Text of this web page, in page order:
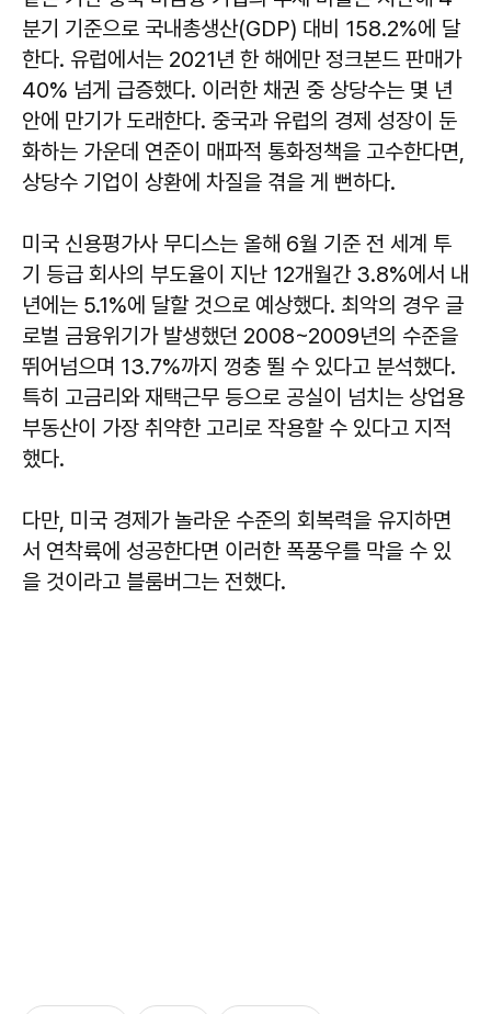
분기 기준으로 국내총생산(GDP) 대비 158.2%에 달
한다. 유럽에서는 2021년 한 해에만 정크본드 판매가
40% 넘게 급증했다. 이러한 채권 중 상당수는 몇 년
안에 만기가 도래한다. 중국과 유럽의 경제 성장이 둔
화하는 가운데 연준이 매파적 통화정책을 고수한다면,
상당수 기업이 상환에 차질을 겪을 게 뻔하다.
미국 신용평가사 무디스는 올해 6월 기준 전 세계 투
기 등급 회사의 부도율이 지난 12개월간 3.8%에서 내
년에는 5.1%에 달할 것으로 예상했다. 최악의 경우 글
로벌 금융위기가 발생했던 2008~2009년의 수준을
뛰어넘으며 13.7%까지 껑충 뛸 수 있다고 분석했다.
특히 고금리와 재택근무 등으로 공실이 넘치는 상업용
부동산이 가장 취약한 고리로 작용할 수 있다고 지적
했다.
다만, 미국 경제가 놀라운 수준의 회복력을 유지하면
서 연착륙에 성공한다면 이러한 폭풍우를 막을 수 있
을 것이라고 블룸버그는 전했다.